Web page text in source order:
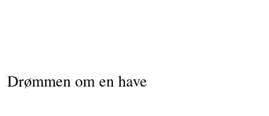
Drømmen om en have